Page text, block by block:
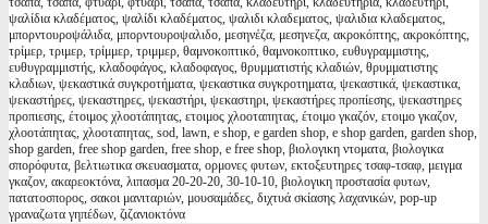
ψαλίδια κλαδέματος, ψαλίδι κλαδέματος, ψαλιδι κλαδεματος, ψαλιδια κλαδεματος,
μπορντουροψάλιδα, μπορντουροψαλιδο, μεσηνέζα, μεσηνεζα, ακροκόπτης, ακροκόπτης,
τρίμερ, τριμερ, τρίμμερ, τριμμερ, θαμνοκοπτικό, θαμνοκοπτικο, ευθυγραμμιστης,
ευθυγραμμιστής, κλαδοφάγος, κλαδοφαγος, θρυμματιστής κλαδιών, θρυμματιστης
κλαδιων, ψεκαστικά συγκροτήματα, ψεκαστικα συγκροτηματα, ψεκαστικά, ψεκαστικα,
ψεκαστήρες, ψεκαστηρες, ψεκαστήρι, ψεκαστηρι, ψεκαστήρες προπίεσης, ψεκαστηρες
προπιεσης, έτοιμος χλοοτάπητας, ετοιμος χλοοταπητας, έτοιμο γκαζόν, ετοιμο γκαζον,
χλοοτάπητας, χλοοταπητας, sod, lawn, e shop, e garden shop, e shop garden, garden shop,
shop garden, free shop garden, free shop, e free shop, βιολογικη ντοματα, βιολογικα
σπορόφυτα, βελτιωτικα σκευασματα, ορμονες φυτων, εκτοξευτηρες τσαφ-τσαφ, μειγμα
γκαζον, ακαρεοκτόνα, λιπασμα 20-20-20, 30-10-10, βιολογικη προστασία φυτων,
πατατοσπορος, σακοι μανιταριών, μουσαμάδες, διχτυά σκίασης λαχανικών, pop-up
γραναζωτα γηπέδων, ζιζανιοκτόνα